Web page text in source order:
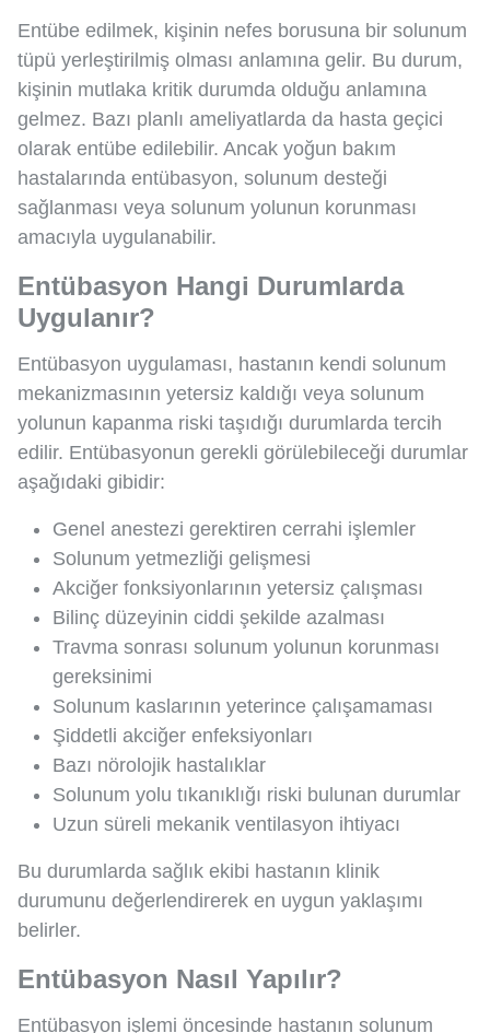
Entübe edilmek, kişinin nefes borusuna bir solunum
tüpü yerleştirilmiş olması anlamına gelir. Bu durum,
kişinin mutlaka kritik durumda olduğu anlamına
gelmez. Bazı planlı ameliyatlarda da hasta geçici
olarak entübe edilebilir. Ancak yoğun bakım
hastalarında entübasyon, solunum desteği
sağlanması veya solunum yolunun korunması
amacıyla uygulanabilir.
Entübasyon Hangi Durumlarda
Uygulanır?
Entübasyon uygulaması, hastanın kendi solunum
mekanizmasının yetersiz kaldığı veya solunum
yolunun kapanma riski taşıdığı durumlarda tercih
edilir. Entübasyonun gerekli görülebileceği durumlar
aşağıdaki gibidir:
Genel anestezi gerektiren cerrahi işlemler
Solunum yetmezliği gelişmesi
Akciğer fonksiyonlarının yetersiz çalışması
Bilinç düzeyinin ciddi şekilde azalması
Travma sonrası solunum yolunun korunması
gereksinimi
Solunum kaslarının yeterince çalışamaması
Şiddetli akciğer enfeksiyonları
Bazı nörolojik hastalıklar
Solunum yolu tıkanıklığı riski bulunan durumlar
Uzun süreli mekanik ventilasyon ihtiyacı
Bu durumlarda sağlık ekibi hastanın klinik
durumunu değerlendirerek en uygun yaklaşımı
belirler.
Entübasyon Nasıl Yapılır?
Entübasyon işlemi öncesinde hastanın solunum